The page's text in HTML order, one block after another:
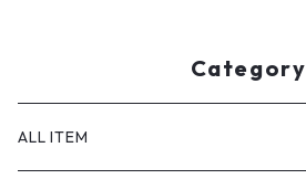
Category
ALL ITEM